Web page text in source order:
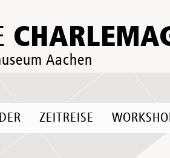
Aachen
ZEITREISE